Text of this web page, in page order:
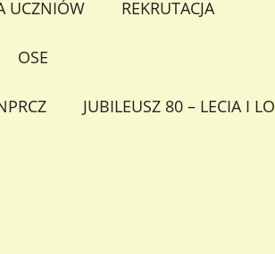
UCZNIÓW REKRUTACJA
OSE
JUBILEUSZ 80 – LECIA I LO